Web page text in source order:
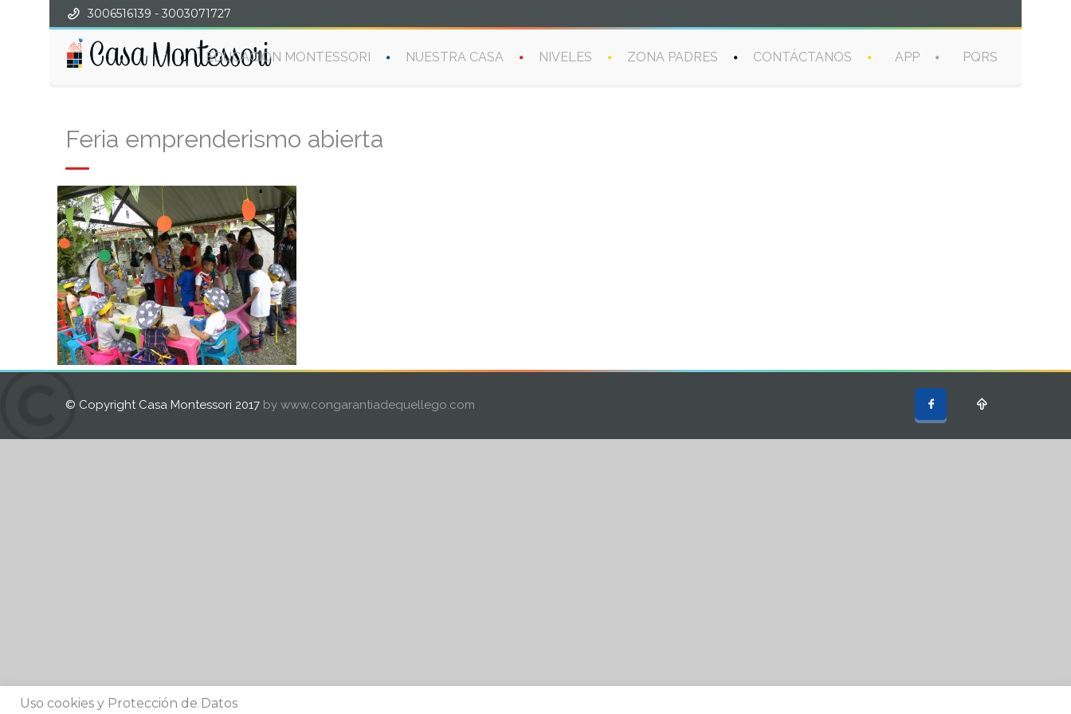
3006516139 - 3003071727
EDUCACIÓN MONTESSORI NUESTRA CASA NIVELES ZONA PADRES CONTÁCTANOS APP PQRS
Feria emprenderismo abierta
© Copyright Casa Montessori 2017 by www.congarantiadequellego.com
Uso cookies y Protección de Datos